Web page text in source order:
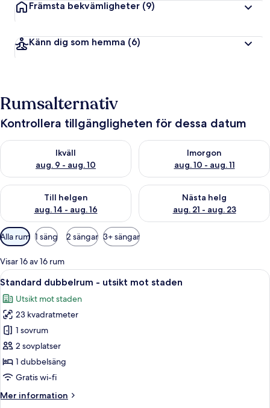
Främsta bekvämligheter (9)
Känn dig som hemma (6)
Rumsalternativ
Kontrollera tillgängligheten för dessa datum
Ikväll
aug. 9 - aug. 10
Kontrollera tillgängligheten för ikväll aug. 9 - aug. 10
Imorgon
aug. 10 - aug. 11
Kontrollera tillgängligheten
Till helgen
aug. 14 - aug. 16
Kontrollera tillgängligheten för den här helgen aug. 14 - aug.
Nästa helg
aug. 21 - aug. 23
Kontrollera tillgängligheten
Tillgängliga
filter
för
rum
Alla rum 1 säng 2 sängar 3+ sängar
Visar 16 av 16 rum
Öppna
alla
foton
för
Standard
dubbelrum
-
utsikt
staden
Ett modernt hotellrum med en stor
8
Standard dubbelrum - utsikt mot staden
Utsikt mot staden
23 kvadratmeter
1 sovrum
2 sovplatser
1 dubbelsäng
Gratis wi-fi
Mer information
Mer